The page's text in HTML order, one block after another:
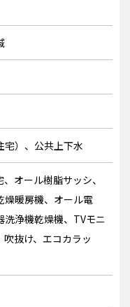
宅）、公共上下水
オール樹脂サッシ、
燥暖房機、オール電
浄機乾燥機、TVモニ
抜け、エコカラッ